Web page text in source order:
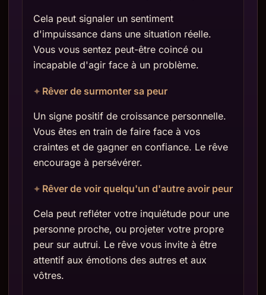
Cela peut signaler un sentiment
d'impuissance dans une situation réelle.
Vous vous sentez peut-être coincé ou
incapable d'agir face à un problème.
Rêver de surmonter sa peur
Un signe positif de croissance personnelle.
Vous êtes en train de faire face à vos
craintes et de gagner en confiance. Le rêve
encourage à persévérer.
Rêver de voir quelqu'un d'autre avoir peur
Cela peut refléter votre inquiétude pour une
personne proche, ou projeter votre propre
peur sur autrui. Le rêve vous invite à être
attentif aux émotions des autres et aux
vôtres.